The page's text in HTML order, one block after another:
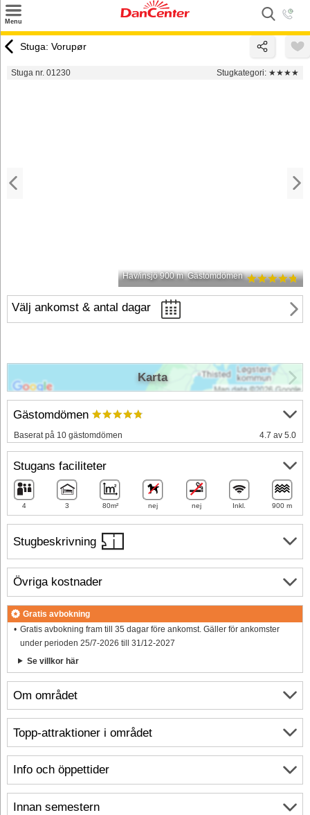
Menu
Tilbud
Stuga: Vorupør
Stuga nr. 01230 Stugkategori: ★★★★
Hav/insjö 900 m Gästomdömen
Välj ankomst & antal dagar
Stugbeskrivning
Om området
Info och öppettider
Innan semestern
Gästomdömen
Baserat på 10 gästomdömen 4.7 av 5.0
Stugans faciliteter
4 3 80m² nej nej Inkl. 900 m
Övriga kostnader
Gratis avbokning
Gratis avbokning fram till 35 dagar före ankomst. Gäller för ankomster
under perioden 25/7-2026 till 31/12-2027
Se villkor här
Karta
Topp-attraktioner i området